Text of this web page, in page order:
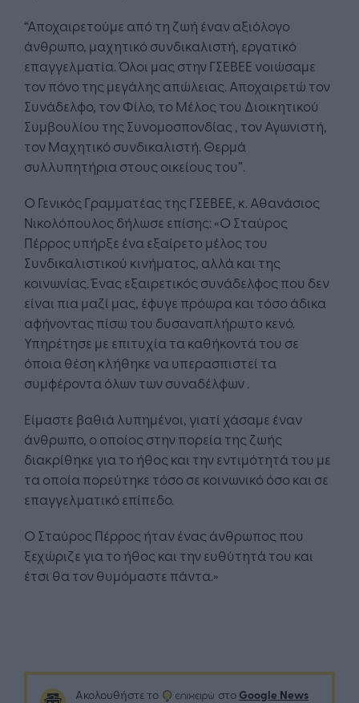
“Αποχαιρετούμε από τη ζωή έναν αξιόλογο
άνθρωπο, μαχητικό συνδικαλιστή, εργατικό
επαγγελματία. Όλοι μας στην ΓΣΕΒΕΕ νοιώσαμε
τον πόνο της μεγάλης απώλειας. Αποχαιρετώ τον
Συνάδελφο, τον Φίλο, το Μέλος του Διοικητικού
Συμβουλίου της Συνομοσπονδίας , τον Αγωνιστή,
τον Μαχητικό συνδικαλιστή. Θερμά
συλλυπητήρια στους οικείους του”.
Ο Γενικός Γραμματέας της ΓΣΕΒΕΕ, κ. Αθανάσιος
Νικολόπουλος δήλωσε επίσης: «Ο Σταύρος
Πέρρος υπήρξε ένα εξαίρετο μέλος του
Συνδικαλιστικού κινήματος, αλλά και της
κοινωνίας. Ένας εξαιρετικός συνάδελφος που δεν
είναι πια μαζί μας, έφυγε πρόωρα και τόσο άδικα
αφήνοντας πίσω του δυσαναπλήρωτο κενό.
Υπηρέτησε με επιτυχία τα καθήκοντά του σε
όποια θέση κλήθηκε να υπερασπιστεί τα
συμφέροντα όλων των συναδέλφων .
Είμαστε βαθιά λυπημένοι, γιατί χάσαμε έναν
άνθρωπο, ο οποίος στην πορεία της ζωής
διακρίθηκε για το ήθος και την εντιμότητά του με
τα οποία πορεύτηκε τόσο σε κοινωνικό όσο και σε
επαγγελματικό επίπεδο.
Ο Σταύρος Πέρρος ήταν ένας άνθρωπος που
ξεχώριζε για το ήθος και την ευθύτητά του και
έτσι θα τον θυμόμαστε πάντα.»
Ακολουθήστε το στο Google News